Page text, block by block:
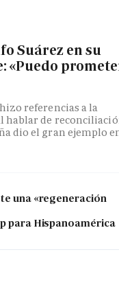
Suárez en su
«Puedo
referencias a la
hablar de
dio el gran ejemplo
una «regeneración
para Hispanoamérica